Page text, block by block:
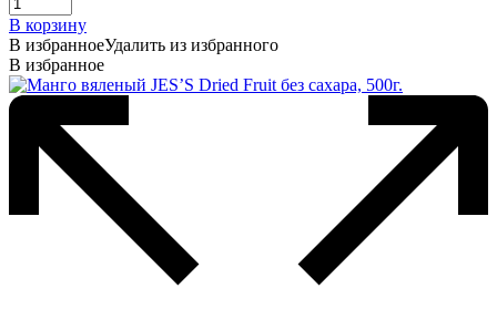
В корзину
В избранноеУдалить из избранного
В избранное